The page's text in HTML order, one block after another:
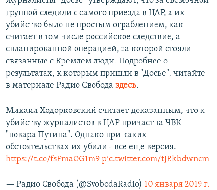
группой следили с самого приезда в ЦАР, а их
убийство было не простым ограблением, как
считает в том числе российское следствие, а
спланированной операцией, за которой стояли
связанные с Кремлем люди. Подробнее о
результатах, к которым пришли в "Досье", читайте
в материале Радио Свобода здесь.
Михаил Ходорковский считает доказанным, что к
убийству журналистов в ЦАР причастна ЧВК
"повара Путина". Однако при каких
обстоятельствах их убили - все еще версия.
https://t.co/fsPmaOG1m9 pic.twitter.com/tJRkbdwncm
— Радио Свобода (@SvobodaRadio) 10 января 2019 г.